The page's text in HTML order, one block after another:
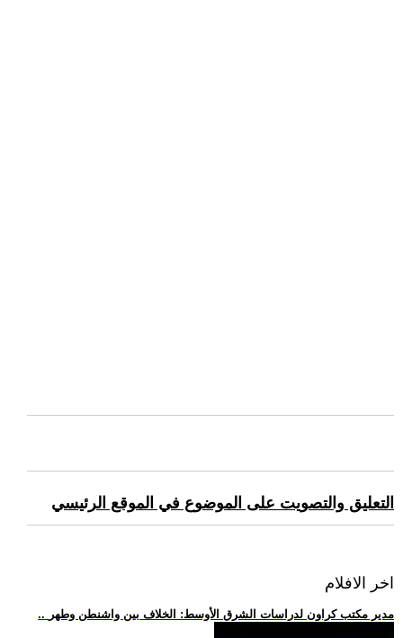
التعليق والتصويت على الموضوع في الموقع الرئيسي
اخر الافلام
.. مدير مكتب كراون لدراسات الشرق الأوسط: الخلاف بين واشنطن وطهر